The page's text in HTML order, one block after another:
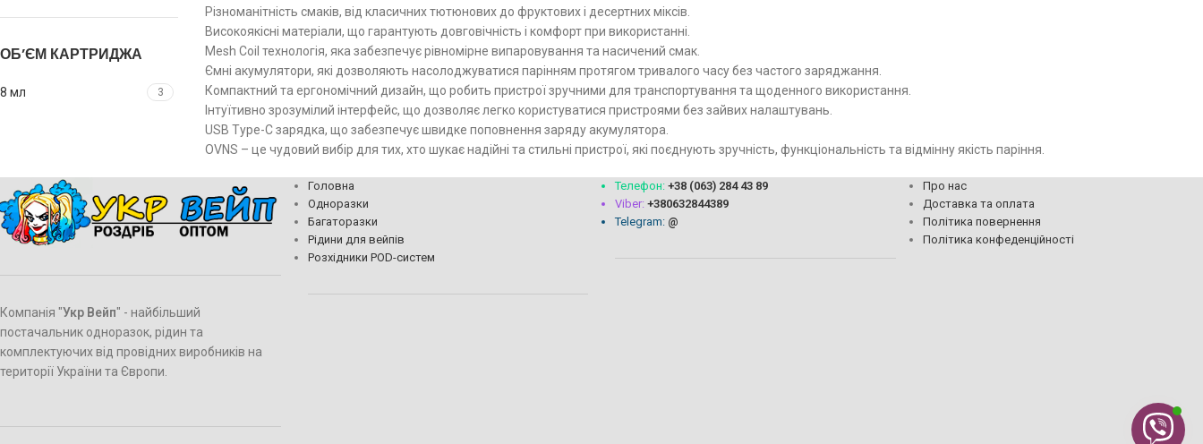
ОБ’ЄМ КАРТРИДЖА
8 мл 3
Різноманітність смаків, від класичних тютюнових до фруктових і десертних міксів.
Високоякісні матеріали, що гарантують довговічність і комфорт при використанні.
Mesh Coil технологія, яка забезпечує рівномірне випаровування та насичений смак.
Ємні акумулятори, які дозволяють насолоджуватися парінням протягом тривалого часу без частого заряджання.
Компактний та ергономічний дизайн, що робить пристрої зручними для транспортування та щоденного використання.
Інтуїтивно зрозумілий інтерфейс, що дозволяє легко користуватися пристроями без зайвих налаштувань.
USB Type-C зарядка, що забезпечує швидке поповнення заряду акумулятора.
OVNS – це чудовий вибір для тих, хто шукає надійні та стильні пристрої, які поєднують зручність, функціональність та відмінну якість паріння.
Компанія "Укр Вейп" - найбільший
постачальник одноразок, рідин та
комплектуючих від провідних виробників на
території України та Європи.
Головна
Одноразки
Багаторазки
Рідини для вейпів
Розхідники POD-систем
Телефон: +38 (063) 284 43 89
Viber: +380632844389
Telegram: @
Про нас
Доставка та оплата
Політика повернення
Політика конфеденційності